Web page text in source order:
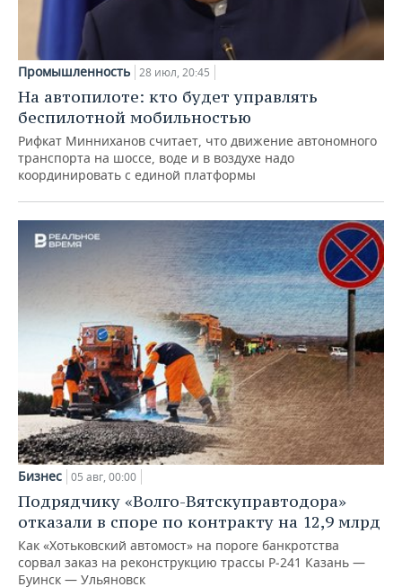
Промышленность 28 июл, 20:45
На автопилоте: кто будет управлять
беспилотной мобильностью
Рифкат Минниханов считает, что движение автономного
транспорта на шоссе, воде и в воздухе надо
координировать с единой платформы
Бизнес 05 авг, 00:00
Подрядчику «Волго-Вятскуправтодора»
отказали в споре по контракту на 12,9 млрд
Как «Хотьковский автомост» на пороге банкротства
сорвал заказ на реконструкцию трассы Р‑241 Казань —
Буинск — Ульяновск